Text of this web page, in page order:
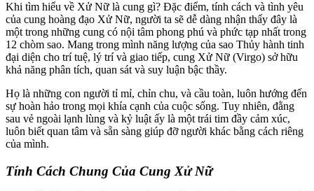
Khi tìm hiểu về Xử Nữ là cung gì? Đặc điểm, tính cách và tình yêu
của cung hoàng đạo Xử Nữ, người ta sẽ dễ dàng nhận thấy đây là
một trong những cung có nội tâm phong phú và phức tạp nhất trong
12 chòm sao. Mang trong mình năng lượng của sao Thủy hành tinh
đại diện cho trí tuệ, lý trí và giao tiếp, cung Xử Nữ (Virgo) sở hữu
khả năng phân tích, quan sát và suy luận bậc thầy.
Họ là những con người tỉ mỉ, chỉn chu, và cầu toàn, luôn hướng đến
sự hoàn hảo trong mọi khía cạnh của cuộc sống. Tuy nhiên, đằng
sau vẻ ngoài lạnh lùng và kỷ luật ấy là một trái tim đầy cảm xúc,
luôn biết quan tâm và sẵn sàng giúp đỡ người khác bằng cách riêng
của mình.
Tính Cách Chung Của Cung Xử Nữ